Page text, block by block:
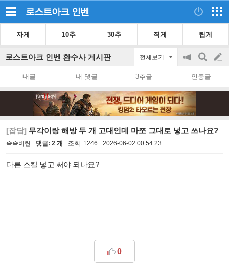
로스트아크 인벤
자게 10추 30추 직게 팁게
로스트아크 인벤 환수사 게시판 전체보기
공
on/off
검
색
글
쓰
내글 내 댓글 3추글 인증글
[잡담] 무각이랑 해방 두 개 고대인데 마쪼 그대로 넣고 쓰나요?
슥슥버린 댓글: 2 개 조회: 1246 2026-06-02 00:54:23
다른 스킬 넣고 써야 되나요?
0